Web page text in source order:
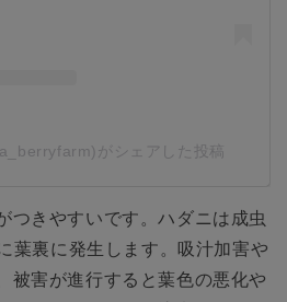
がシェアした投稿
つきやすいです。ハダニは成虫
葉裏に発生します。吸汁加害や
被害が進行すると葉色の悪化や